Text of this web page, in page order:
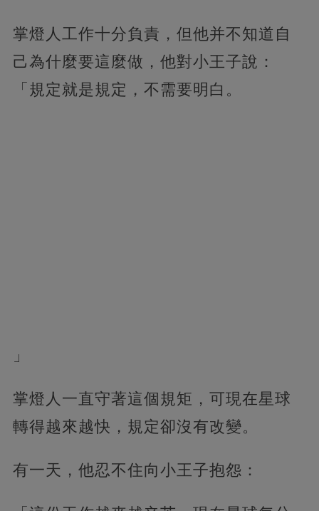
掌燈人工作十分負責，但他并不知道自
己為什麼要這麼做，他對小王子說：
「規定就是規定，不需要明白。
」
掌燈人一直守著這個規矩，可現在星球
轉得越來越快，規定卻沒有改變。
有一天，他忍不住向小王子抱怨：